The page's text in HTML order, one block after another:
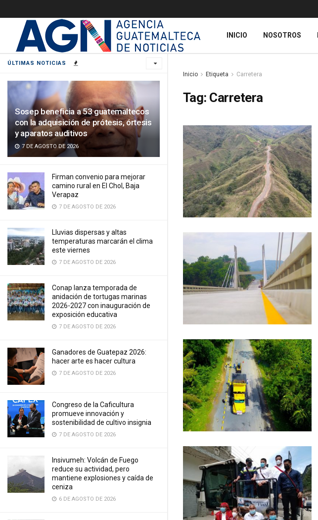
ÚLTIMAS NOTICIAS
Sosep beneficia a 53 guatemaltecos
con la adquisición de prótesis, órtesis
y aparatos auditivos
7 DE AGOSTO DE 2026
Firman convenio para mejorar
camino rural en El Chol, Baja
Verapaz
7 DE AGOSTO DE 2026
Lluvias dispersas y altas
temperaturas marcarán el clima
este viernes
7 DE AGOSTO DE 2026
Conap lanza temporada de
anidación de tortugas marinas
2026-2027 con inauguración de
exposición educativa
7 DE AGOSTO DE 2026
Ganadores de Guatepaz 2026:
hacer arte es hacer cultura
7 DE AGOSTO DE 2026
Congreso de la Caficultura
promueve innovación y
sostenibilidad de cultivo insignia
7 DE AGOSTO DE 2026
Insivumeh: Volcán de Fuego
reduce su actividad, pero
mantiene explosiones y caída de
ceniza
6 DE AGOSTO DE 2026
INICIO NOSOTROS
Inicio Etiqueta Carretera
Tag: Carretera